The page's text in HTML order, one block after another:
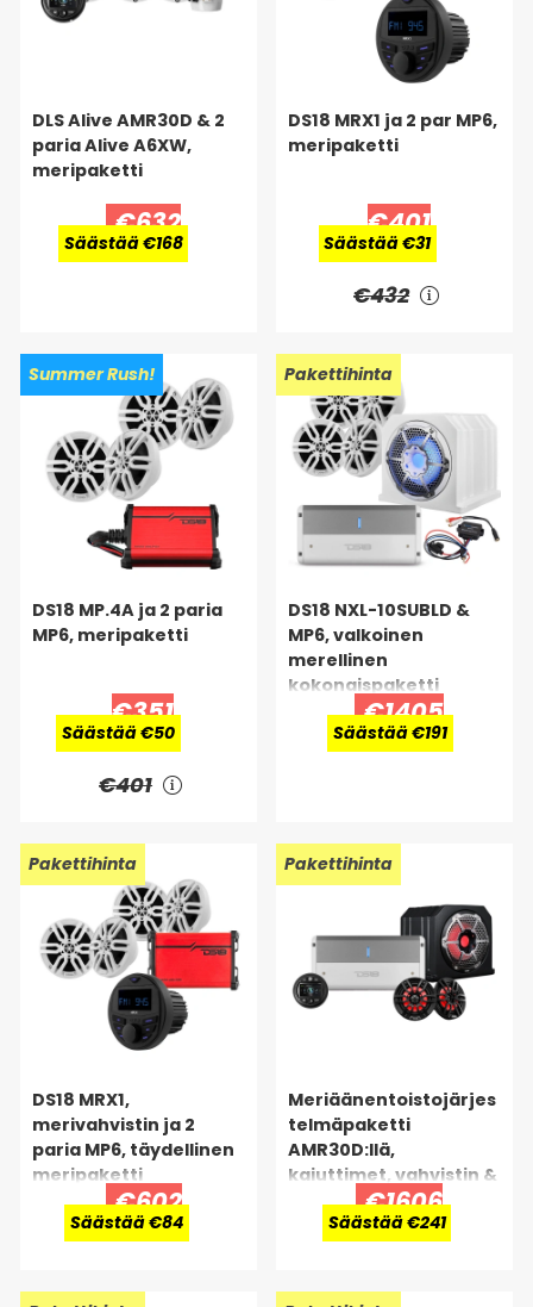
DLS Alive AMR30D & 2
paria Alive A6XW,
meripaketti
€632
Säästää €168
DS18 MRX1 ja 2 par MP6,
meripaketti
€401
Säästää €31
€432
Summer Rush!
DS18 MP.4A ja 2 paria
MP6, meripaketti
€351
Säästää €50
€401
Pakettihinta
DS18 NXL-10SUBLD &
MP6, valkoinen
merellinen
kokonaispaketti
€1405
Säästää €191
Pakettihinta
DS18 MRX1,
merivahvistin ja 2
paria MP6, täydellinen
meripaketti
€602
Säästää €84
Pakettihinta
Meriäänentoistojärjes
telmäpaketti
AMR30D:llä,
kaiuttimet, vahvistin &
bassokaiutin
€1606
Säästää €241